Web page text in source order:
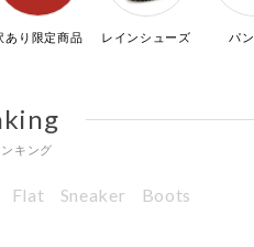
あり限定商品 レインシューズ パ
キング
Flat Sneaker Boots